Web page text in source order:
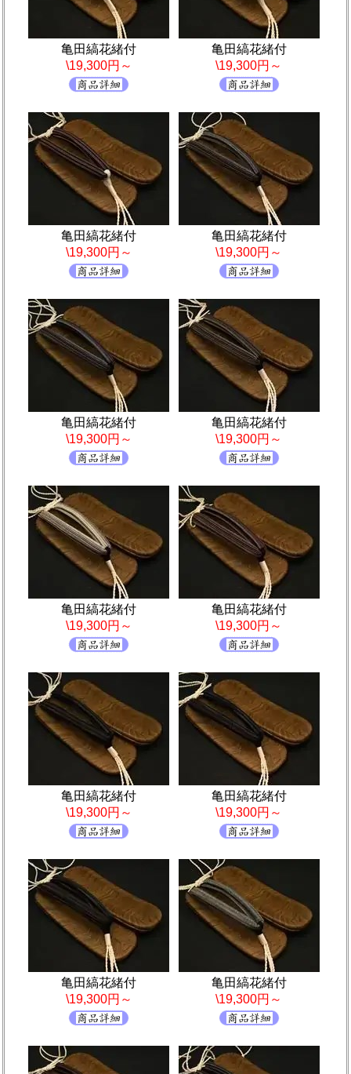
亀田縞花緒付
\19,300円～
亀田縞花緒付
\19,300円～
亀田縞花緒付
\19,300円～
亀田縞花緒付
\19,300円～
亀田縞花緒付
\19,300円～
亀田縞花緒付
\19,300円～
亀田縞花緒付
\19,300円～
亀田縞花緒付
\19,300円～
亀田縞花緒付
\19,300円～
亀田縞花緒付
\19,300円～
亀田縞花緒付
\19,300円～
亀田縞花緒付
\19,300円～